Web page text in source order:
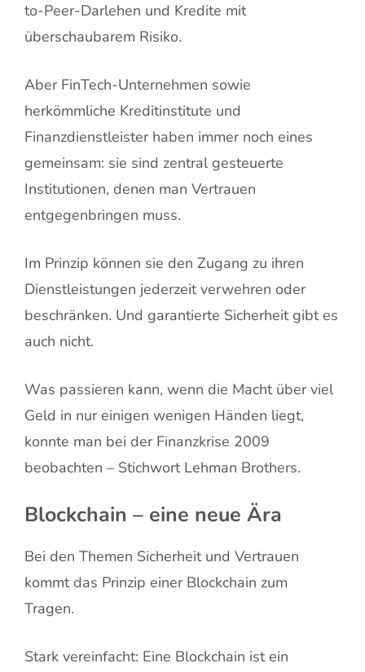
to-Peer-Darlehen und Kredite mit
überschaubarem Risiko.
Aber FinTech-Unternehmen sowie
herkömmliche Kreditinstitute und
Finanzdienstleister haben immer noch eines
gemeinsam: sie sind zentral gesteuerte
Institutionen, denen man Vertrauen
entgegenbringen muss.
Im Prinzip können sie den Zugang zu ihren
Dienstleistungen jederzeit verwehren oder
beschränken. Und garantierte Sicherheit gibt es
auch nicht.
Was passieren kann, wenn die Macht über viel
Geld in nur einigen wenigen Händen liegt,
konnte man bei der Finanzkrise 2009
beobachten – Stichwort Lehman Brothers.
Blockchain – eine neue Ära
Bei den Themen Sicherheit und Vertrauen
kommt das Prinzip einer Blockchain zum
Tragen.
Stark vereinfacht: Eine Blockchain ist ein